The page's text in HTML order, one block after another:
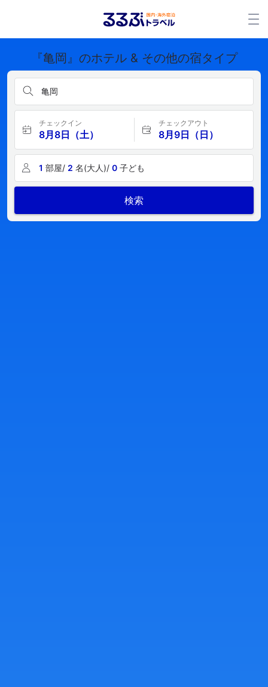
『亀岡』のホテル & その他の宿タイプ
亀岡
チェックイン
8月8日（土）
チェックアウト
8月9日（日）
1 部屋/ 2 名(大人)/ 0 子ども
検索